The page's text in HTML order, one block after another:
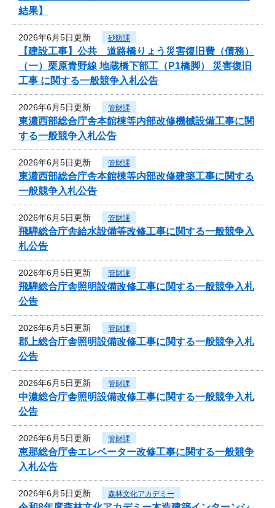
結果】
2026年6月5日更新 砂防課
【建設工事】公共 道路橋りょう災害復旧費（債務）
（一）栗原青野線 地蔵橋下部工（P1橋脚） 災害復旧
工事 に関する一般競争入札公告
2026年6月5日更新 管財課
東濃西部総合庁舎本館棟等内部改修機械設備工事に関
する一般競争入札公告
2026年6月5日更新 管財課
東濃西部総合庁舎本館棟等内部改修建築工事に関する
一般競争入札公告
2026年6月5日更新 管財課
飛騨総合庁舎給水設備等改修工事に関する一般競争入
札公告
2026年6月5日更新 管財課
飛騨総合庁舎照明設備改修工事に関する一般競争入札
公告
2026年6月5日更新 管財課
郡上総合庁舎照明設備改修工事に関する一般競争入札
公告
2026年6月5日更新 管財課
中濃総合庁舎照明設備改修工事に関する一般競争入札
公告
2026年6月5日更新 管財課
恵那総合庁舎エレベーター改修工事に関する一般競争
入札公告
2026年6月5日更新 森林文化アカデミー